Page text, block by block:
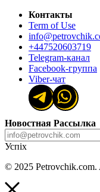
Контакты
Term of Use
+447520603719
Telegram-канал
Facebook-группа
Viber-чат
Новостная Рассылка
Успіх
© 2025 Petrovchik.com.